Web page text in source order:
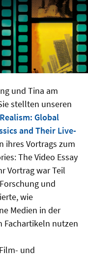
und Tina am
stellten unseren
Global
and Their Live-
ihres Vortrags zum
The Video Essay
Vortrag war Teil
und
wie
Medien in der
Fachartikeln nutzen
und